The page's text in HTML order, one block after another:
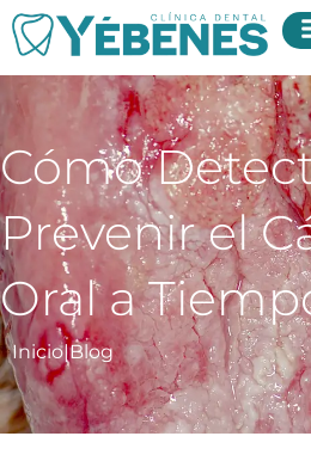
Cómo
Prevenir el
Oral a
Inicio|Blog